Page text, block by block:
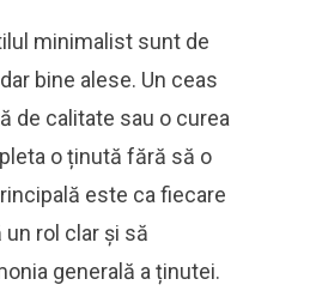
minimalist sunt de
bine alese. Un ceas
de calitate sau o curea
o ținută fără să o
este ca fiecare
rol clar și să
generală a ținutei.